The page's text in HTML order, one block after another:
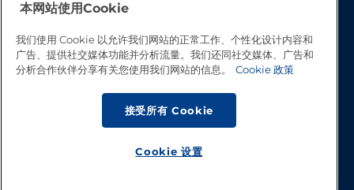
本网站使用Cookie
我们使用 Cookie 以允许我们网站的正常工作、个性化设计内容和
广告、提供社交媒体功能并分析流量。我们还同社交媒体、广告和
分析合作伙伴分享有关您使用我们网站的信息。
Cookie 政策
接受所有 Cookie
Cookie 设置